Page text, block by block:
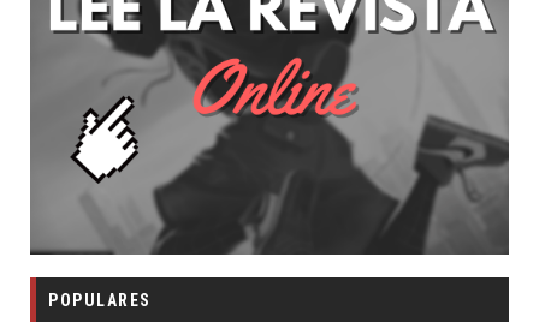
POPULARES